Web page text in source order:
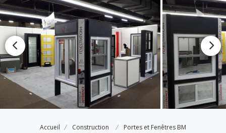
Accueil Construction Portes et Fenêtres BM